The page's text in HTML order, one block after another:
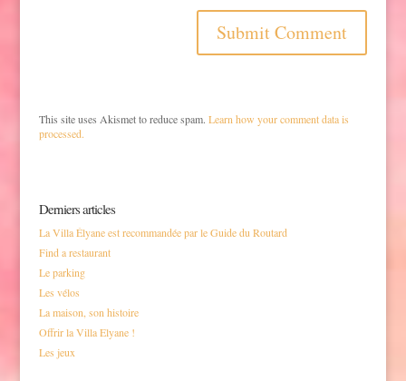
This site uses Akismet to reduce spam. Learn how your comment data is
processed.
Derniers articles
La Villa Élyane est recommandée par le Guide du Routard
Find a restaurant
Le parking
Les vélos
La maison, son histoire
Offrir la Villa Elyane !
Les jeux